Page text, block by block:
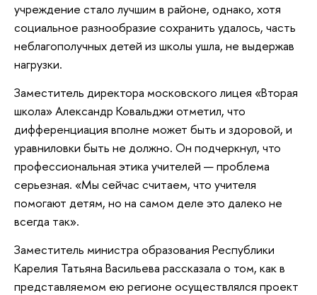
учреждение стало лучшим в районе, однако, хотя
социальное разнообразие сохранить удалось, часть
неблагополучных детей из школы ушла, не выдержав
нагрузки.
Заместитель директора московского лицея «Вторая
школа» Александр Ковальджи отметил, что
дифференциация вполне может быть и здоровой, и
уравниловки быть не должно. Он подчеркнул, что
профессиональная этика учителей — проблема
серьезная. «Мы сейчас считаем, что учителя
помогают детям, но на самом деле это далеко не
всегда так».
Заместитель министра образования Республики
Карелия Татьяна Васильева рассказала о том, как в
представляемом ею регионе осуществлялся проект